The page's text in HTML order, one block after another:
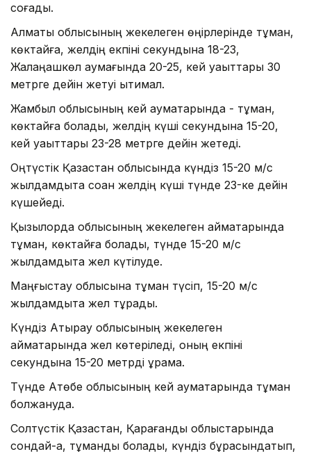
соғады.
Алматы облысының жекелеген өңірлерінде тұман,
көктайғақ, желдің екпіні секундына 18-23,
Жалаңашкөл аумағында 20-25, кей уақыттары 30
метрге дейін жетуі ықтимал.
Жамбыл облысының кей аумақтарында - тұман,
көктайғақ болады, желдің күші секундына 15-20,
кей уақыттары 23-28 метрге дейін жетеді.
Оңтүстік Қазақстан облысында күндіз 15-20 м/с
жылдамдықта соққан желдің күші түнде 23-ке дейін
күшейеді.
Қызылорда облысының жекелеген аймақтарында
тұман, көктайғақ болады, түнде 15-20 м/с
жылдамдықта жел күтілуде.
Маңғыстау облысына тұман түсіп, 15-20 м/с
жылдамдықта жел тұрады.
Күндіз Атырау облысының жекелеген
аймақтарында жел көтеріледі, оның екпіні
секундына 15-20 метрді құрамақ.
Түнде Ақтөбе облысының кей аумақтарында тұман
болжануда.
Солтүстік Қазақстан, Қарағанды облыстарында
сондай-ақ, тұманды болады, күндіз бұрқасындатып,